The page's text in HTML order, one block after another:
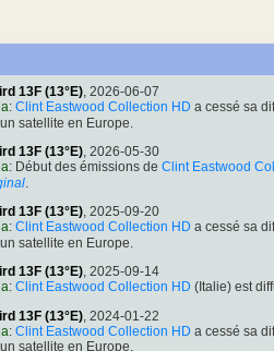
13F (13°E), 2026-06-07
: Clint Eastwood Collection HD a cessé sa
satellite en Europe.
13F (13°E), 2026-05-30
: Début des émissions de Clint Eastwood
.
13F (13°E), 2025-09-20
: Clint Eastwood Collection HD a cessé sa
satellite en Europe.
13F (13°E) , 2025-09-14
: Clint Eastwood Collection HD (Italie) est
13F (13°E) , 2024-01-22
: Clint Eastwood Collection HD a cessé sa
satellite en Europe.